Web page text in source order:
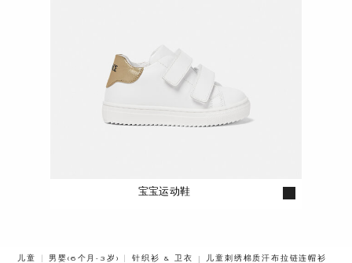
宝宝运动鞋
儿童 男婴(6个月-3岁) 针织衫 & 卫衣 儿童刺绣棉质汗布拉链连帽衫